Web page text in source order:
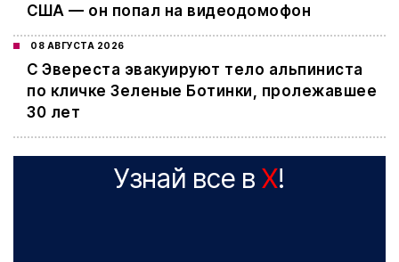
США — он попал на видеодомофон
08 АВГУСТА 2026
С Эвереста эвакуируют тело альпиниста
по кличке Зеленые Ботинки, пролежавшее
30 лет
Узнай все в X!